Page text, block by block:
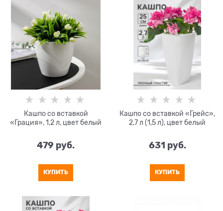
Кашпо со вставкой
«Грация», 1,2 л, цвет белый
479 руб.
КУПИТЬ
Кашпо со вставкой «Грейс»,
2,7 л (1,5 л), цвет белый
631 руб.
КУПИТЬ